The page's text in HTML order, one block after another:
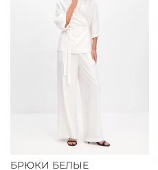
БРЮКИ БЕЛЫЕ